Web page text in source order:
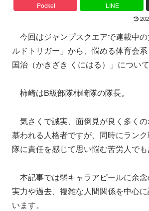
Pocket LINE
今回はジャンプスクエアで連載中
ルドトリガー」から、悩める体育会
国治（かきざき くにはる）」について
柿崎はB級部隊柿崎隊の隊長。
気さくで誠実、面倒見が良く多く
慕われる人格者ですが、同時にラン
隊に責任を感じて思い悩む苦労人でも
本記事では弱キャラアピールに余
実力や過去、複雑な人間関係を中心
います。